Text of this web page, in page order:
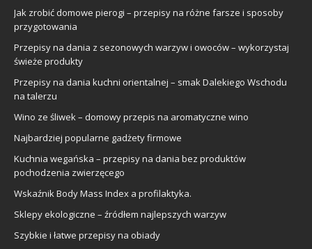
Jak zrobić domowe pierogi – przepisy na różne farsze i sposoby
przygotowania
Przepisy na dania z sezonowych warzyw i owoców – wykorzystaj
świeże produkty
Przepisy na dania kuchni orientalnej – smak Dalekiego Wschodu
na talerzu
Wino ze śliwek – domowy przepis na aromatyczne wino
Najbardziej popularne gadżety firmowe
Kuchnia wegańska – przepisy na dania bez produktów
pochodzenia zwierzęcego
Wskaźnik Body Mass Index a profilaktyka.
Sklepy ekologiczne – źródłem najlepszych warzyw
Szybkie i łatwe przepisy na obiady